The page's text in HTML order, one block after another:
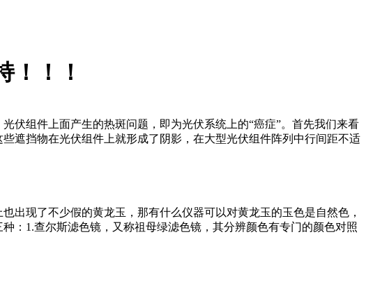
！！！
伏组件上面产生的热斑问题，即为光伏系统上的“癌症”。首先我们来看
遮挡物在光伏组件上就形成了阴影，在大型光伏组件阵列中行间距不适
出现了不少假的黄龙玉，那有什么仪器可以对黄龙玉的玉色是自然色，
：1.查尔斯滤色镜，又称祖母绿滤色镜，其分辨颜色有专门的颜色对照